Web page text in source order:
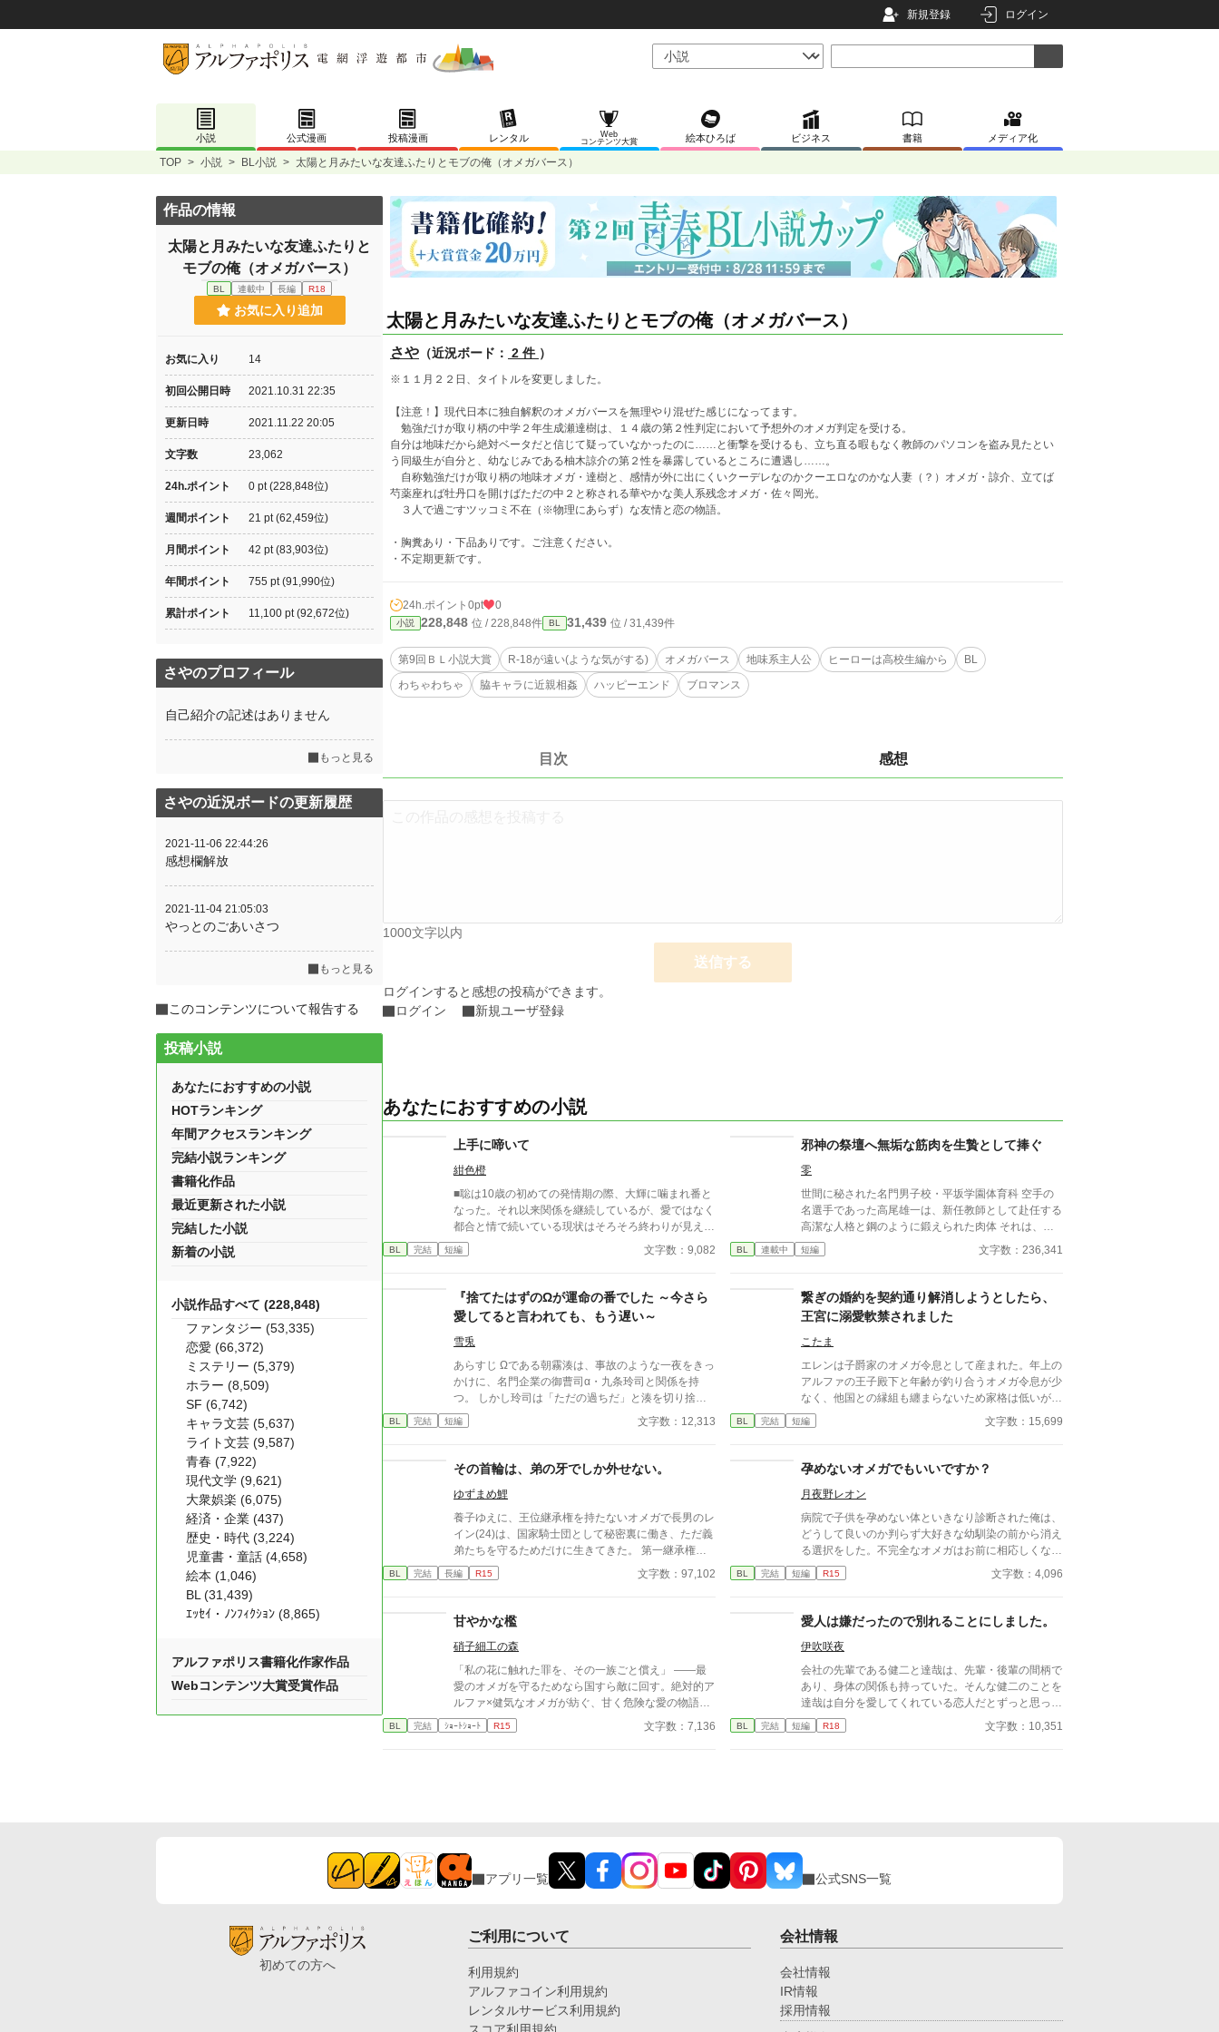
新規登録 ログイン
小説 公式漫画 投稿漫画 レンタル
Web
コンテンツ大賞
絵本ひろば ビジネス 書籍 メディア化
TOP > 小説 > BL小説 > 太陽と月みたいな友達ふたりとモブの俺（オメガバース）
太陽と月みたいな友達ふたりとモブの俺（オメガバース）
さや （近況ボード： 2 件 ）
※１１月２２日、タイトルを変更しました。
【注意！】現代日本に独自解釈のオメガバースを無理やり混ぜた感じになってます。
勉強だけが取り柄の中学２年生成瀬達樹は、１４歳の第２性判定において予想外のオメガ判定を受ける。
自分は地味だから絶対ベータだと信じて疑っていなかったのに……と衝撃を受けるも、立ち直る暇もなく教師のパソコンを盗み見たとい
う同級生が自分と、幼なじみである柚木諒介の第２性を暴露しているところに遭遇し……。
自称勉強だけが取り柄の地味オメガ・達樹と、感情が外に出にくいクーデレなのかクーエロなのかな人妻（？）オメガ・諒介、立てば
芍薬座れば牡丹口を開けばただの中２と称される華やかな美人系残念オメガ・佐々岡光。
３人で過ごすツッコミ不在（※物理にあらず）な友情と恋の物語。
・胸糞あり・下品ありです。ご注意ください。
・不定期更新です。
24h.ポイント 0pt 0
小説 228,848 位 / 228,848件 BL 31,439 位 / 31,439件
第9回ＢＬ小説大賞 R-18が遠い(ような気がする) オメガバース 地味系主人公 ヒーローは高校生編から
BL
わちゃわちゃ
脇キャラに近親相姦 ハッピーエンド ブロマンス
目次 感想
1000文字以内
送信する
ログインすると感想の投稿ができます。
ログイン
新規ユーザ登録
あなたにおすすめの小説
上手に啼いて
紺色橙
■聡は10歳の初めての発情期の際、大輝に噛まれ番と
なった。それ以来関係を継続しているが、愛ではなく
都合と情で続いている現状はそろそろ終わりが見えて
いた。 ■注意*独自オメガバース設定。■『それは愛か
本能か』と同じ世界設定です。関係は一切なし。
BL 完結 短編 文字数：9,082
邪神の祭壇へ無垢な筋肉を生贄として捧ぐ
零
世間に秘された名門男子校・平坂学園体育科 空手の
名選手であった高尾雄一は、新任教師として赴任する
高潔な人格と鋼のように鍛えられた肉体 それは、学
園にとって最高の生贄の候補に他ならなかった 至高
の筋肉を持つ、精神を削られ意志をなくした青年を太
躍する 意志をなくし筋肉の操り人形と化した“デク”
消える教師 山奥の男子校で繰り広げられるダークフ
ァンタジー
BL 連載中 短編 文字数：236,341
『捨てたはずのΩが運命の番でした ～今さら
愛してると言われても、もう遅い～
雪兎
あらすじ Ωである朝霧湊は、事故のような一夜をきっ
かけに、名門企業の御曹司α・九条玲司と関係を持
つ。 しかし玲司は「ただの過ちだ」と湊を切り捨
て、政略結婚のためβの婚約者との未来を選んだ。 深
く傷ついた湊は、彼の前から姿を消す。 数か月後―
『遅咲きΩ』として覚醒する。 その瞬間、玲司は初め
て湊こそが運命の番だったと知る。 「戻ってきてく
れ」 今さら必死に追いかけてくる玲司。 だが湊の隣
には、自分を支え続けてくれた医師のα・神崎伊織が
いた。 「あなたは俺を捨てたでしょう」 後悔に苦し
むα、執着する第二のα、そして希少Ωを巡る陰謀。
―。 捨てた側の後悔と執着が加速する、すれ違いオ
BL 完結 短編 文字数：12,313
繋ぎの婚約を契約通り解消しようとしたら、
王宮に溺愛軟禁されました
こたま
エレンは子爵家のオメガ令息として産まれた。年上の
アルファの王子殿下と年齢が釣り合うオメガ令息が少
なく、他国との縁組も纏まらないため家格は低いが繋
ぎとして一応婚約をしている。王子のことは兄のよう
に慕っており、初恋の人ではあるけれど、契約終了時
えていた。ところが婚約解消時期の直前に王子宮に軟
禁された。結婚を承諾するまでここから出さないと王
子から溢れるほどの愛を与えられる。ハッピーエンド
オメガバースBLです。
BL 完結 短編 文字数：15,699
その首輪は、弟の牙でしか外せない。
ゆずまめ鯉
養子ゆえに、王位継承権を持たないオメガで長男のレ
イン(24)は、国家騎士団として秘密裏に働き、ただ義
弟たちを守るためだけに生きてきた。 第一継承権を
持つアルファで次男のリオール(19)は、そんな兄に
「ごく潰し」と陰口を叩く連中を許せなかった。自分
かと怪我の多い国家騎士団を辞めさせたかった。 初
めて訪れた発情期のとき。約束をすっぽかされたリオ
ールが不審に思い、兄の部屋へ行くと、国家騎士団の
同僚──グウェンソード(28)に押し倒されるところを
目撃して激高する。 「今すぐ部屋から出ろ！」 独占
欲をあらわにしたリオールは、グウェンソードを部屋
た。 翌朝、差し出されたのは特注の首輪──外せるの
との関係に悩むレインのオメガバースです。 リオー
ル・グランケット(19)×レイン・グランケット(24) ※
なります。読みにくいかもしれません。ご了承くださ
い。 三人称ですが攻めだったり受けだったり視点が
BL 完結 長編 R15 文字数：97,102
孕めないオメガでもいいですか？
月夜野レオン
病院で子供を孕めない体といきなり診断された俺は、
どうして良いのか判らず大好きな幼馴染の前から消え
る選択をした。不完全なオメガはお前に相応しくない
から…… オメガバース作品です。
BL 完結 短編 R15 文字数：4,096
甘やかな檻
硝子細工の森
「私の花に触れた罪を、その一族ごと償え」 ――最
愛のオメガを守るためなら国すら敵に回す。絶対的ア
ルファ×健気なオメガが紡ぐ、甘く危険な愛の物語。
オメガバース 美形魔法使い×大人しい異世界転移者元
司書 魔法世界×獣人世界
BL 完結 ｼｮｰﾄｼｮｰﾄ R15 文字数：7,136
愛人は嫌だったので別れることにしました。
伊吹咲夜
会社の先輩である健二と達哉は、先輩・後輩の間柄で
あり、身体の関係も持っていた。そんな健二のことを
達哉は自分を愛してくれている恋人だとずっと思って
いた。 しかし健二との関係は身体だけで、それ以上
のことはない。疑問に思っていた日、健二が結婚した
BL 完結 短編 R18 文字数：10,351
作品の情報
太陽と月みたいな友達ふたりと
モブの俺（オメガバース）
BL 連載中 長編 R18
お気に入り追加
お気に入り 14
初回公開日時 2021.10.31 22:35
更新日時 2021.11.22 20:05
文字数 23,062
24h.ポイント 0 pt (228,848位)
週間ポイント 21 pt (62,459位)
月間ポイント 42 pt (83,903位)
年間ポイント 755 pt (91,990位)
累計ポイント 11,100 pt (92,672位)
さやのプロフィール
自己紹介の記述はありません
もっと見る
さやの近況ボードの更新履歴
2021-11-06 22:44:26
感想欄解放
2021-11-04 21:05:03
やっとのごあいさつ
もっと見る
このコンテンツについて報告する
投稿小説
あなたにおすすめの小説
HOTランキング
年間アクセスランキング
完結小説ランキング
書籍化作品
最近更新された小説
完結した小説
新着の小説
小説作品すべて (228,848)
ファンタジー (53,335)
恋愛 (66,372)
ミステリー (5,379)
ホラー (8,509)
SF (6,742)
キャラ文芸 (5,637)
ライト文芸 (9,587)
青春 (7,922)
現代文学 (9,621)
大衆娯楽 (6,075)
経済・企業 (437)
歴史・時代 (3,224)
児童書・童話 (4,658)
絵本 (1,046)
BL (31,439)
ｴｯｾｲ・ﾉﾝﾌｨｸｼｮﾝ (8,865)
アルファポリス書籍化作家作品
Webコンテンツ大賞受賞作品
アプリ一覧 公式SNS一覧
初めての方へ
ご利用について
利用規約
アルファコイン利用規約
レンタルサービス利用規約
会社情報
会社情報
IR情報
採用情報